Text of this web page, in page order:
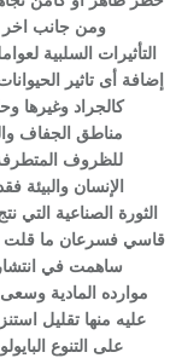
ومن جانب اخر
التأثيرات السلبية
إضافة أى تاثير
كالجراد وغيرها
مناطق الجفاف
للظروف
الإنسان
الثورة الصناعية التي
قاسي فسرعان ما قلت
ساهمت في
موارده المادية وسعى
عليه منها تقليل
على التنوع